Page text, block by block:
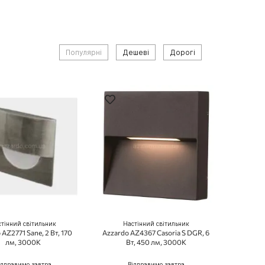
Популярні Дешеві Дорогі
світильник
Sane, 2 Вт, 170
лм, 3000K
Настінний світильник
Azzardo AZ4367 Casoria S DGR, 6
Вт, 450 лм, 3000K